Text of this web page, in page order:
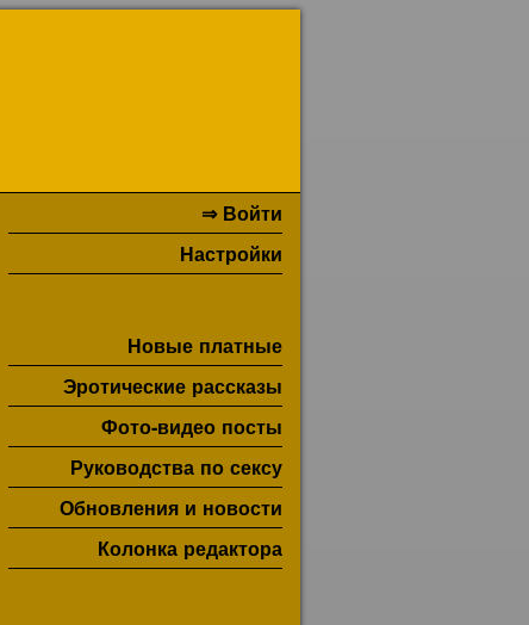
⇒ Войти
Настройки
Новые платные
Эротические рассказы
Фото-видео посты
Руководства по сексу
Обновления и новости
Колонка редактора